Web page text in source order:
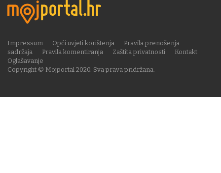
Copyright © Mojportal 2020. Sva prava pridržana.
Impressum Opći uvjeti korištenja
Pravila prenošenja
sadržaja
Pravila komentiranja Zaštita privatnosti
Kontakt
Oglašavanje